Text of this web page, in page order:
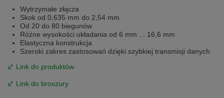
Wytrzymałe złącza
Skok od 0,635 mm do 2,54 mm
Od 20 do 80 biegunów
Różne wysokości układania od 6 mm ... 16,6 mm
Elastyczna konstrukcja
Szeroki zakres zastosowań dzięki szybkiej transmisji danych
Link do produktów
Link do broszury